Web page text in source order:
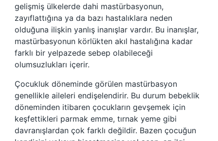
gelişmiş ülkelerde dahi mastürbasyonun,
zayıflattığına ya da bazı hastalıklara neden
olduğuna ilişkin yanlış inanışlar vardır. Bu inanışlar,
mastürbasyonun körlükten akıl hastalığına kadar
farklı bir yelpazede sebep olabileceği
olumsuzlukları içerir.
Çocukluk döneminde görülen mastürbasyon
genellikle aileleri endişelendirir. Bu durum bebeklik
döneminden itibaren çocukların gevşemek için
keşfettikleri parmak emme, tırnak yeme gibi
davranışlardan çok farklı değildir. Bazen çocuğun